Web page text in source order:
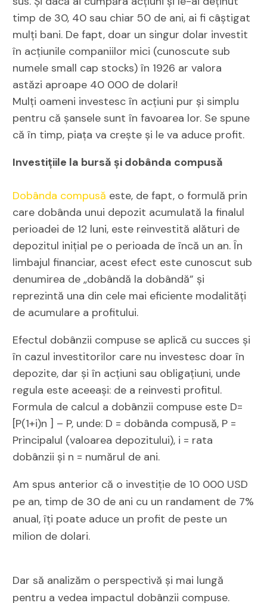
timp de 30, 40 sau chiar 50 de ani, ai fi câștigat
mulți bani. De fapt, doar un singur dolar investit
în acțiunile companiilor mici (cunoscute sub
numele small cap stocks) în 1926 ar valora
astăzi aproape 40 000 de dolari!
Mulți oameni investesc în acțiuni pur și simplu
pentru că șansele sunt în favoarea lor. Se spune
că în timp, piața va crește și le va aduce profit.
Investițiile la bursă și dobânda compusă
Dobânda compusă este, de fapt, o formulă prin
care dobânda unui depozit acumulată la finalul
perioadei de 12 luni, este reinvestită alături de
depozitul inițial pe o perioada de încă un an. În
limbajul financiar, acest efect este cunoscut sub
denumirea de „dobândă la dobândă” și
reprezintă una din cele mai eficiente modalități
de acumulare a profitului.
Efectul dobânzii compuse se aplică cu succes și
în cazul investitorilor care nu investesc doar în
depozite, dar și în acțiuni sau obligațiuni, unde
regula este aceeași: de a reinvesti profitul.
Formula de calcul a dobânzii compuse este D=
[P(1+i)n ] – P, unde: D = dobânda compusă, P =
Principalul (valoarea depozitului), i = rata
dobânzii și n = numărul de ani.
Am spus anterior că o investiție de 10 000 USD
pe an, timp de 30 de ani cu un randament de 7%
anual, îți poate aduce un profit de peste un
milion de dolari.
Dar să analizăm o perspectivă și mai lungă
pentru a vedea impactul dobânzii compuse.